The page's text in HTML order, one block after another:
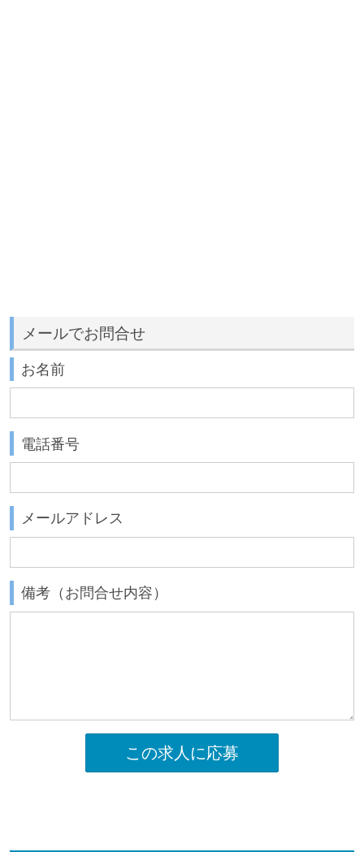
メールでお問合せ
お名前
電話番号
メールアドレス
備考（お問合せ内容）
この求人に応募